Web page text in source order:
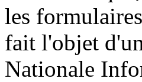
les
fait l'objet
Nationale